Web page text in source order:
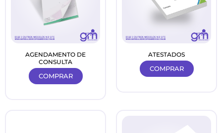
AGENDAMENTO DE
CONSULTA
COMPRAR
ATESTADOS
COMPRAR